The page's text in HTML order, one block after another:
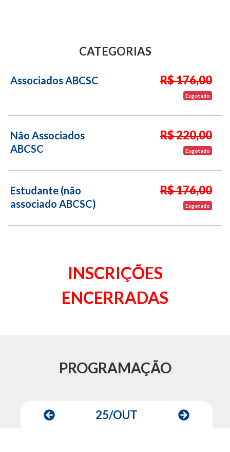
CATEGORIAS
Associados ABCSC R$ 176,00
Esgotado
Não Associados
ABCSC
R$ 220,00
Esgotado
Estudante (não
associado ABCSC)
R$ 176,00
Esgotado
INSCRIÇÕES
ENCERRADAS
PROGRAMAÇÃO
25/OUT